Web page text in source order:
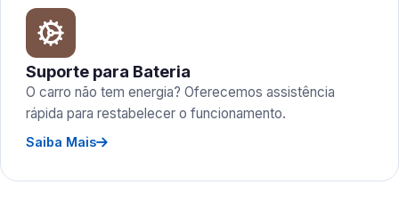
Suporte para Bateria
O carro não tem energia? Oferecemos assistência
rápida para restabelecer o funcionamento.
Saiba Mais